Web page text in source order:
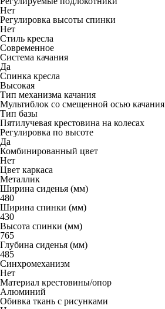
Нет
Регулировка высоты спинки
Нет
Стиль кресла
Современное
Система качания
Да
Спинка кресла
Высокая
Тип механизма качания
Мультиблок со смещенной осью качания
Тип базы
Пятилучевая крестовина на колесах
Регулировка по высоте
Да
Комбинированный цвет
Нет
Цвет каркаса
Металлик
Ширина сиденья (мм)
480
Ширина спинки (мм)
430
Высота спинки (мм)
765
Глубина сиденья (мм)
485
Синхромеханизм
Нет
Материал крестовины/опор
Алюминий
Обивка ткань с рисунками